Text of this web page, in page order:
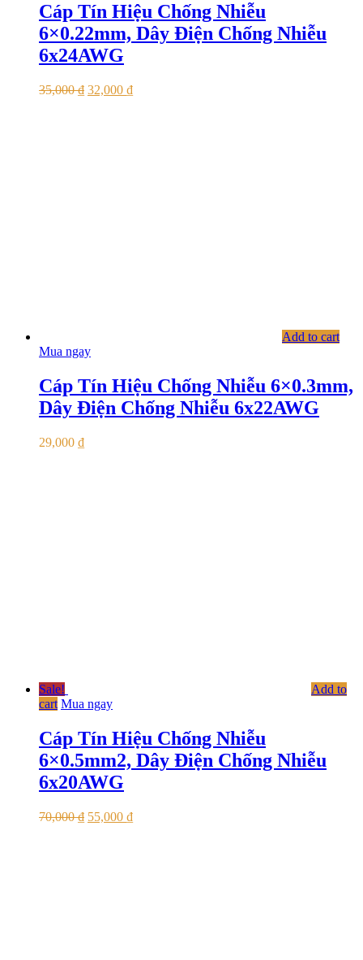
Cáp Tín Hiệu Chống Nhiễu
6×0.22mm, Dây Điện Chống Nhiễu
6x24AWG
35,000₫ 32,000 ₫
Add to cart
Mua ngay
Cáp Tín Hiệu Chống Nhiễu 6×0.3mm,
Dây Điện Chống Nhiễu 6x22AWG
29,000 ₫
Sale!
Add to
cart Mua ngay
Cáp Tín Hiệu Chống Nhiễu
6×0.5mm2, Dây Điện Chống Nhiễu
6x20AWG
70,000₫ 55,000 ₫